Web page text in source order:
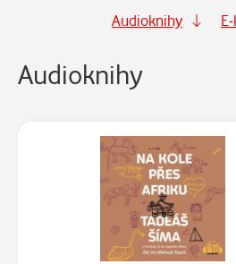
Audioknihy
Audioknihy